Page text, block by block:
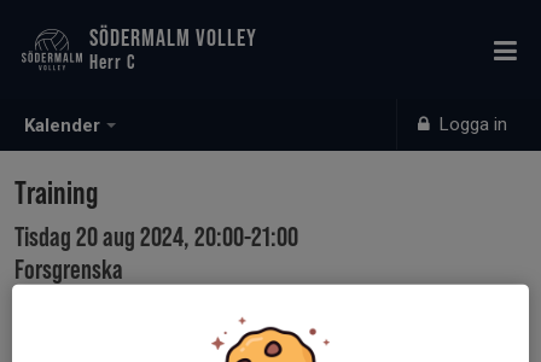
Kalender Logga in
SÖDERMALM VOLLEY
Herr C
Training
Tisdag 20 aug 2024, 20:00-21:00
Forsgrenska